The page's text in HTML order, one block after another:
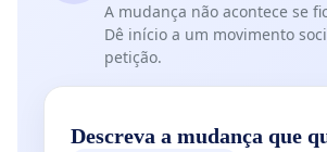
A mudança não acontece se
Dê início a um movimento
petição.
Descreva a mudança que